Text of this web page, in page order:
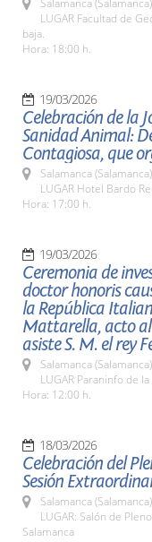
Salamanca (Salamanca)
LUGAR Facultad de
baja.
Hora: 18:00 h.
19/03/2026
Celebración de la
Sanidad Animal:
Contagiosa, que
Salamanca (Salamanca)
LUGAR Hotel Bardo
Hora: 17:00 h.
19/03/2026
Ceremonia de
doctor honoris
la República
Mattarella, acto
asiste S. M. el rey
Salamanca (Salamanca)
LUGAR Paraninfo de
Hora: 12:00 h.
18/03/2026
Celebración del
Sesión
Salamanca (Salamanca)
LUGAR: Salón de
Salamanca